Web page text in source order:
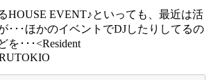
HOUSE EVENT♪といっても、最近は活
･･･ほかのイベントでDJしたりしてるの
を･･･<Resident